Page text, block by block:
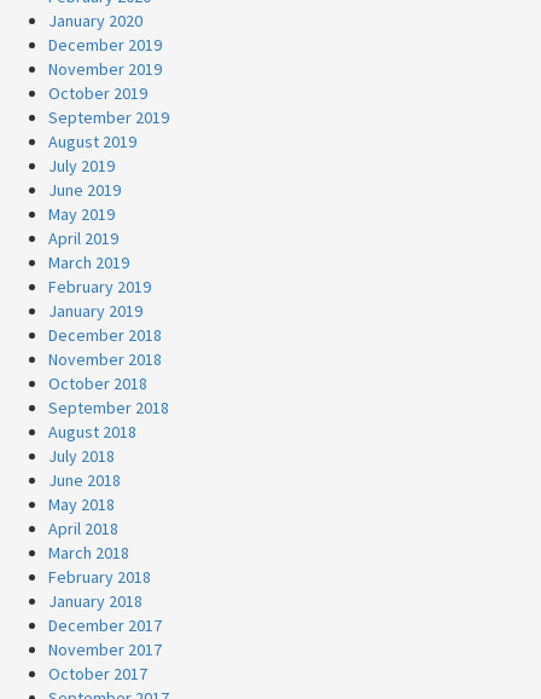
January 2020
December 2019
November 2019
October 2019
September 2019
August 2019
July 2019
June 2019
May 2019
April 2019
March 2019
February 2019
January 2019
December 2018
November 2018
October 2018
September 2018
August 2018
July 2018
June 2018
May 2018
April 2018
March 2018
February 2018
January 2018
December 2017
November 2017
October 2017